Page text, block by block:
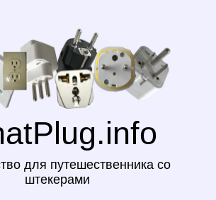
для путешественника со
штекерами